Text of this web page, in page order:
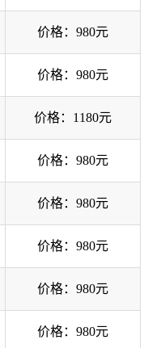
价格：980元
价格：980元
价格：1180元
价格：980元
价格：980元
价格：980元
价格：980元
价格：980元